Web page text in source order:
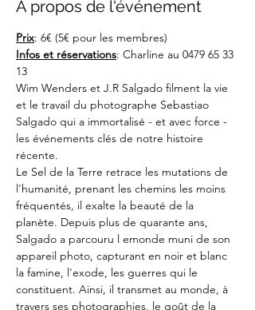
À propos de l'événement
Prix: 6€ (5€ pour les membres)
Infos et réservations: Charline au 0479 65 33
13
Wim Wenders et J.R Salgado filment la vie
et le travail du photographe Sebastiao
Salgado qui a immortalisé - et avec force -
les événements clés de notre histoire
récente.
Le Sel de la Terre retrace les mutations de
l'humanité, prenant les chemins les moins
fréquentés, il exalte la beauté de la
planète. Depuis plus de quarante ans,
Salgado a parcouru l emonde muni de son
appareil photo, capturant en noir et blanc
la famine, l'exode, les guerres qui le
constituent. Ainsi, il transmet au monde, à
travers ses photographies, le goût de la